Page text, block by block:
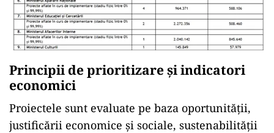
Principii de prioritizare și indicatori
economici
Proiectele sunt evaluate pe baza oportunității,
justificării economice și sociale, sustenabilității